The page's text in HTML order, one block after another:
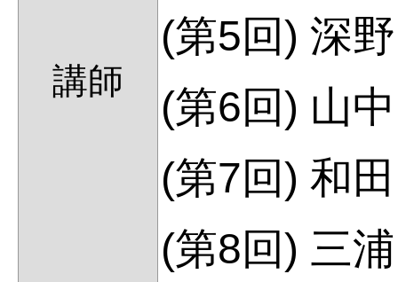
講師
(第5回) 深
(第6回) 山
(第7回) 和
(第8回) 三